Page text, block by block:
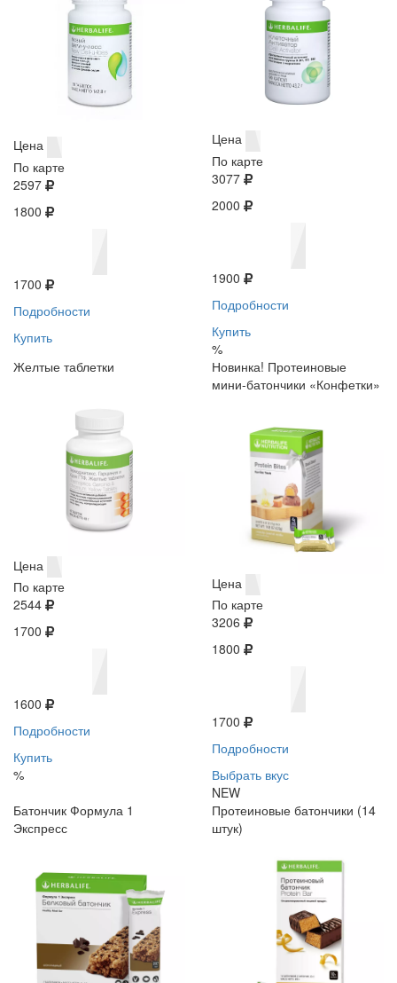
Цена
По карте
2597
1800
1700
Подробности
Купить
Цена
По карте
3077
2000
1900
Подробности
Купить
%
Желтые таблетки
Цена
По карте
2544
1700
1600
Подробности
Купить
%
Новинка! Протеиновые
мини-батончики «Конфетки»
Цена
По карте
3206
1800
1700
Подробности
Выбрать вкус
NEW
Батончик Формула 1
Экспресс
Протеиновые батончики (14
штук)